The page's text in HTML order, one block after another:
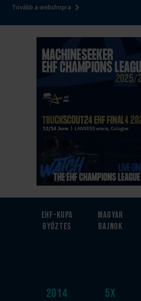
Tovább a webshopra
EHF-Kupa
győztes
2014
Magyar
bajnok
5x